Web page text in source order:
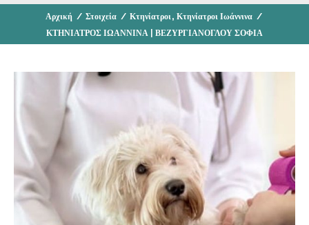
Αρχική / Στοιχεία / Κτηνίατροι , Κτηνίατροι Ιωάννινα /
ΚΤΗΝΙΑΤΡΟΣ ΙΩΑΝΝΙΝΑ | ΒΕΖΥΡΓΙΑΝΟΓΛΟΥ ΣΟΦΙΑ